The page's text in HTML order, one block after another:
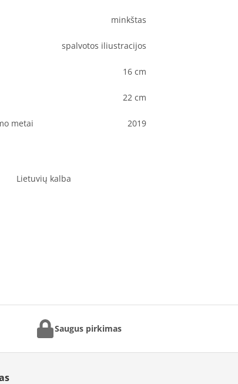
minkštas
spalvotos iliustracijos
16 cm
22 cm
metai 2019
Lietuvių kalba
Saugus pirkimas